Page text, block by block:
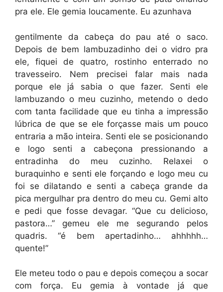
pra ele. Ele gemia loucamente. Eu azunhava
gentilmente da cabeça do pau até o saco.
Depois de bem lambuzadinho dei o vidro pra
ele, fiquei de quatro, rostinho enterrado no
travesseiro. Nem precisei falar mais nada
porque ele já sabia o que fazer. Senti ele
lambuzando o meu cuzinho, metendo o dedo
com tanta facilidade que eu tinha a impressão
lúbrica de que se ele forçasse mais um pouco
entraria a mão inteira. Senti ele se posicionando
e logo senti a cabeçona pressionando a
entradinha do meu cuzinho. Relaxei o
buraquinho e senti ele forçando e logo meu cu
foi se dilatando e senti a cabeça grande da
pica mergulhar pra dentro do meu cu. Gemi alto
e pedi que fosse devagar. “Que cu delicioso,
pastora…” gemeu ele me segurando pelos
quadris. “é bem apertadinho… ahhhhh…
quente!”
Ele meteu todo o pau e depois começou a socar
com força. Eu gemia à vontade já que